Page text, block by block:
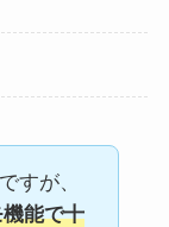
すが、
能で十